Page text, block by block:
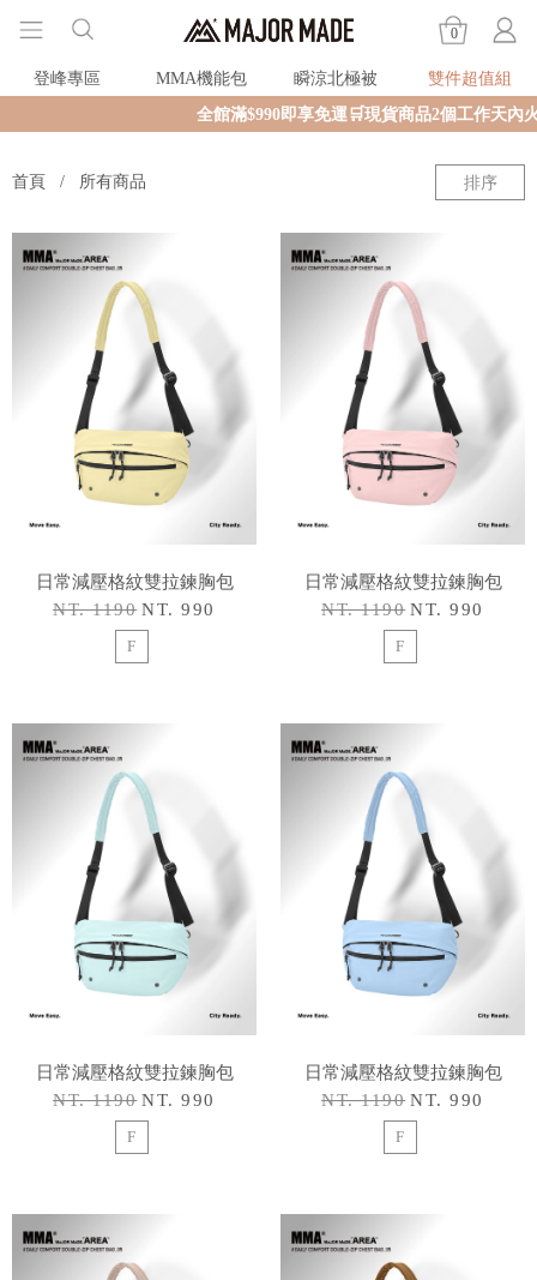
0
登峰專區 MMA機能包 瞬涼北極被
雙件超值組
全館滿$990即享免運🛒現貨商品2個工作天內火
首頁 所有商品 排序
日常減壓格紋雙拉鍊胸包
NT. 1190 NT. 990
F
日常減壓格紋雙拉鍊胸包
NT. 1190 NT. 990
F
日常減壓格紋雙拉鍊胸包
NT. 1190 NT. 990
F
日常減壓格紋雙拉鍊胸包
NT. 1190 NT. 990
F